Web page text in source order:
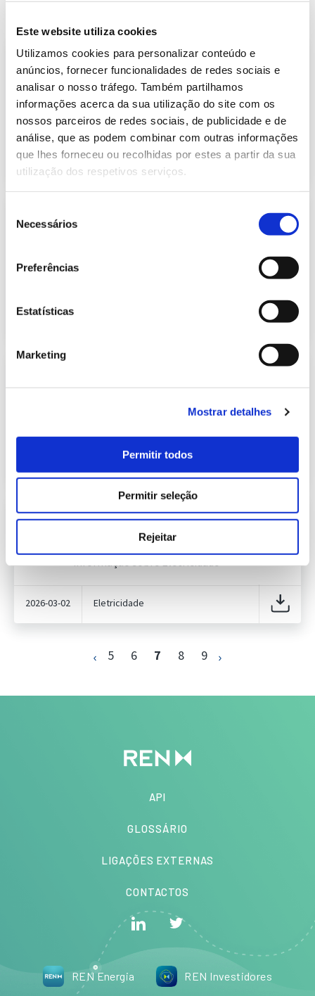
Este website utiliza cookies
Utilizamos cookies para personalizar conteúdo e
anúncios, fornecer funcionalidades de redes sociais e
analisar o nosso tráfego. Também partilhamos
informações acerca da sua utilização do site com os
nossos parceiros de redes sociais, de publicidade e de
análise, que as podem combinar com outras informações
que lhes forneceu ou recolhidas por estes a partir da sua
utilização dos respetivos serviços.
Necessários
Preferências
Estatísticas
Marketing
Mostrar detalhes
Permitir todos
Permitir seleção
Rejeitar
Informação Semanal do Sistema
Eletroprodutor da semana 11 de
2026
Publicação com periodicidade semanal, com
informação sobre Eletricidade
2026-03-19 Eletricidade
Eletroprodutor da semana 10 de
Publicação com periodicidade semanal, com
informação sobre Eletricidade
2026-03-12
Eletroprodutor da semana 9 de 2026
informação sobre Eletricidade
Eletricidade
Previsão do Consumo de Energia
Publicação com periodicidade mensal, com
informação sobre Eletricidade
2026-03-02 Eletricidade
5 6 7 8 9
API
GLOSSÁRIO
LIGAÇÕES EXTERNAS
CONTACTOS
REN Energia REN Investidores